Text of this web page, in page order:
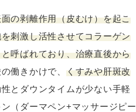
の剥離作用（皮むけ）を起こ
刺激し活性させてコラーゲン
呼ばれており、治療直後から
働きかけで、 くすみや肝斑改
とダウンタイムが少ない手軽
（ダーマペン+マッサージピー